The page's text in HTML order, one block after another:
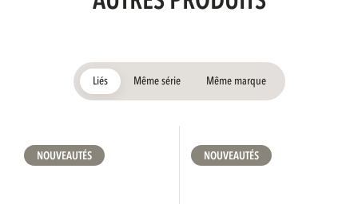
Liés Même série Même marque
NOUVEAUTÉS NOUVEAUTÉS